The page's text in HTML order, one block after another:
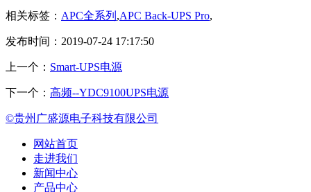
相关标签： APC全系列 ,APC Back-UPS Pro,
发布时间：2019-07-24 17:17:50
上一个： Smart-UPS电源
下一个： 高频--YDC9100UPS电源
©贵州广盛源电子科技有限公司
网站首页
走进我们
新闻中心
产品中心